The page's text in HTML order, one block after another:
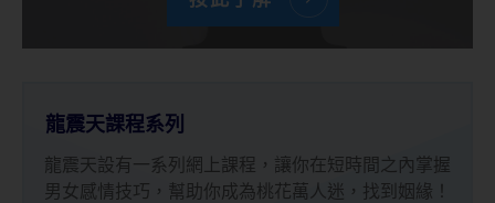
龍震天課程系列
龍震天設有一系列網上課程，讓你在短時間之內掌握
男女感情技巧，幫助你成為桃花萬人迷，找到姻緣！